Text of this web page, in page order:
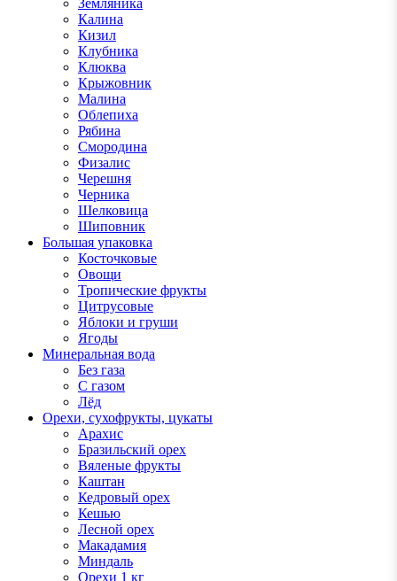
Земляника
Калина
Кизил
Клубника
Клюква
Крыжовник
Малина
Облепиха
Рябина
Смородина
Физалис
Черешня
Черника
Шелковица
Шиповник
Большая упаковка
Косточковые
Овощи
Тропические фрукты
Цитрусовые
Яблоки и груши
Ягоды
Минеральная вода
Без газа
С газом
Лёд
Орехи, сухофрукты, цукаты
Арахис
Бразильский орех
Вяленые фрукты
Каштан
Кедровый орех
Кешью
Лесной орех
Макадамия
Миндаль
Орехи 1 кг